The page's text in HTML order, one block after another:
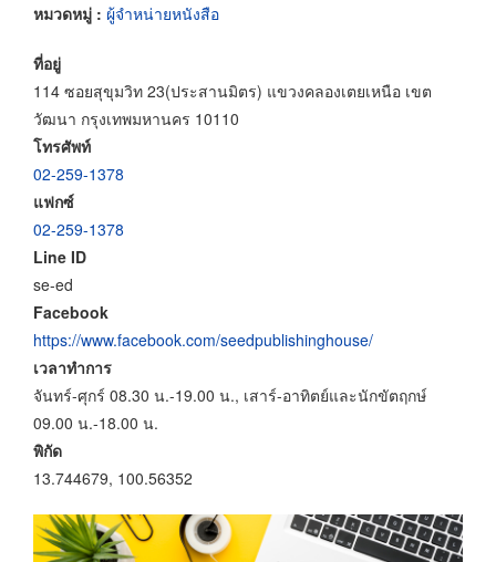
หมวดหมู่ : ผู้จำหน่ายหนังสือ
ที่อยู่
114 ซอยสุขุมวิท 23(ประสานมิตร) แขวงคลองเตยเหนือ เขต
วัฒนา กรุงเทพมหานคร 10110
โทรศัพท์
02-259-1378
แฟกซ์
02-259-1378
Line ID
se-ed
Facebook
https://www.facebook.com/seedpublishinghouse/
เวลาทำการ
จันทร์-ศุกร์ 08.30 น.-19.00 น., เสาร์-อาทิตย์และนักขัตฤกษ์
09.00 น.-18.00 น.
พิกัด
13.744679, 100.56352